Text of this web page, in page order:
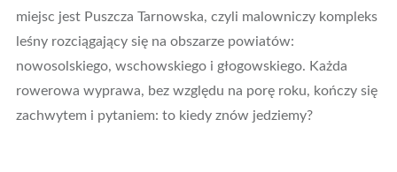
miejsc jest Puszcza Tarnowska, czyli malowniczy kompleks
leśny rozciągający się na obszarze powiatów:
nowosolskiego, wschowskiego i głogowskiego. Każda
rowerowa wyprawa, bez względu na porę roku, kończy się
zachwytem i pytaniem: to kiedy znów jedziemy?